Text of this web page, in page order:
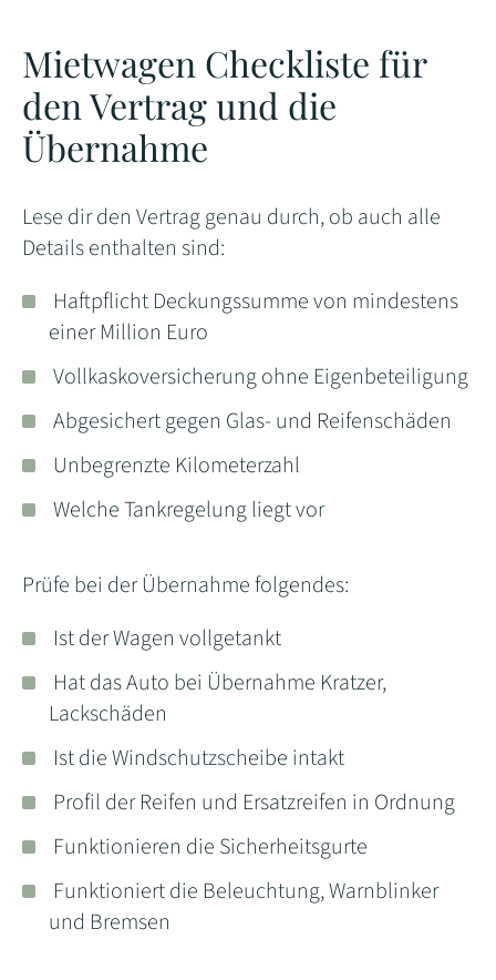
Mietwagen Checkliste für
den Vertrag und die
Übernahme
Lese dir den Vertrag genau durch, ob auch alle
Details enthalten sind:
Haftpflicht Deckungssumme von mindestens
einer Million Euro
Vollkaskoversicherung ohne Eigenbeteiligung
Abgesichert gegen Glas- und Reifenschäden
Unbegrenzte Kilometerzahl
Welche Tankregelung liegt vor
Prüfe bei der Übernahme folgendes:
Ist der Wagen vollgetankt
Hat das Auto bei Übernahme Kratzer,
Lackschäden
Ist die Windschutzscheibe intakt
Profil der Reifen und Ersatzreifen in Ordnung
Funktionieren die Sicherheitsgurte
Funktioniert die Beleuchtung, Warnblinker
und Bremsen